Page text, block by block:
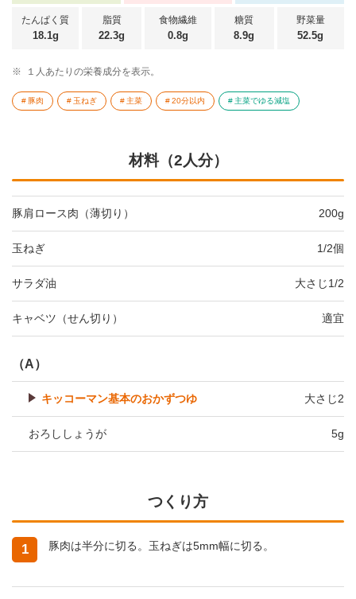
たんぱく質
18.1g
脂質
22.3g
食物繊維
0.8g
糖質
8.9g
野菜量
52.5g
※ １人あたりの栄養成分を表示。
豚肉 玉ねぎ 主菜 20分以内 主菜でゆる減塩
材料（2人分）
豚肩ロース肉（薄切り） 200g
玉ねぎ 1/2個
サラダ油 大さじ1/2
キャベツ（せん切り） 適宜
（A）
キッコーマン基本のおかずつゆ 大さじ2
おろししょうが 5g
つくり方
1 豚肉は半分に切る。玉ねぎは5mm幅に切る。